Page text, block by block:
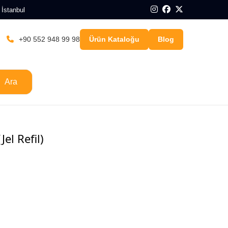
+90 552 948 99 98 Ürün Kataloğu Blog
Ara
Refil)